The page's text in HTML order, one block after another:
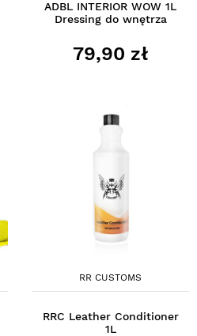
ADBL INTERIOR WOW 1L
Dressing do wnętrza
79,90 zł
RR CUSTOMS
RRC Leather Conditioner
1L